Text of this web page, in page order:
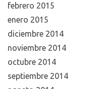
febrero 2015
enero 2015
diciembre 2014
noviembre 2014
octubre 2014
septiembre 2014